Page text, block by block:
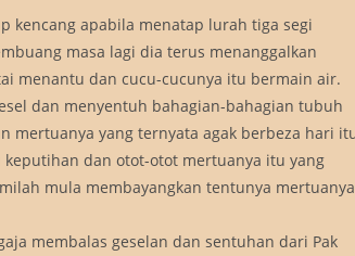
kencang apabila menatap lurah tiga segi
masa lagi dia terus menanggalkan
menantu dan cucu-cucunya itu bermain air.
dan menyentuh bahagian-bahagian tubuh
mertuanya yang ternyata agak berbeza hari
dan otot-otot mertuanya itu yang
mula membayangkan tentunya mertuanya
membalas geselan dan sentuhan dari Pak